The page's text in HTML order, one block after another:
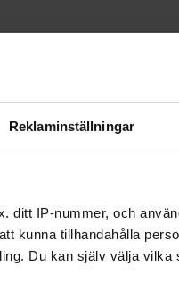
Reklaminställningar
ditt IP-nummer, och
kunna tillhandahålla
Du kan själv välja vilka